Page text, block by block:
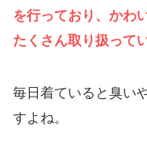
を行っており、かわ
たくさん取り扱って
毎日着ていると臭い
すよね。